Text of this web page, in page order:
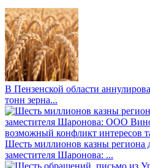
В Пензенской области
тонн зерна...
Шесть миллионов казны региона
заместителя Шаронова: ...